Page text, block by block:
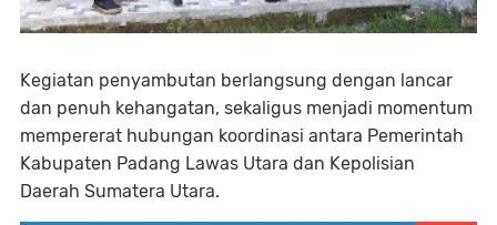
Kegiatan penyambutan berlangsung dengan lancar
dan penuh kehangatan, sekaligus menjadi momentum
mempererat hubungan koordinasi antara Pemerintah
Kabupaten Padang Lawas Utara dan Kepolisian
Daerah Sumatera Utara.⁣